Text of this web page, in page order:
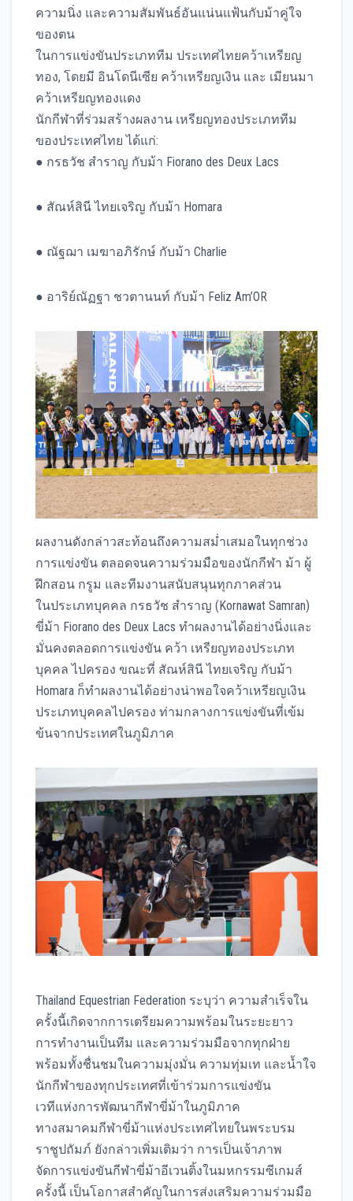
ความนิ่ง และความสัมพันธ์อันแน่นแฟ้นกับม้าคู่ใจ
ของตน
ในการแข่งขันประเภททีม ประเทศไทยคว้าเหรียญ
ทอง, โดยมี อินโดนีเซีย คว้าเหรียญเงิน และ เมียนมา
คว้าเหรียญทองแดง
นักกีฬาที่ร่วมสร้างผลงาน เหรียญทองประเภททีม
ของประเทศไทย ได้แก่:
● กรธวัช สำราญ กับม้า Fiorano des Deux Lacs
● สัณห์สินี ไทยเจริญ กับม้า Homara
● ณัฐฌา เมฆาอภิรักษ์ กับม้า Charlie
● อาริย์ณัฏฐา ชวตานนท์ กับม้า Feliz Am’OR
ผลงานดังกล่าวสะท้อนถึงความสม่ำเสมอในทุกช่วง
การแข่งขัน ตลอดจนความร่วมมือของนักกีฬา ม้า ผู้
ฝึกสอน กรูม และทีมงานสนับสนุนทุกภาคส่วน
ในประเภทบุคคล กรธวัช สำราญ (Kornawat Samran)
ขี่ม้า Fiorano des Deux Lacs ทำผลงานได้อย่างนิ่งและ
มั่นคงตลอดการแข่งขัน คว้า เหรียญทองประเภท
บุคคล ไปครอง ขณะที่ สัณห์สินี ไทยเจริญ กับม้า
Homara ก็ทำผลงานได้อย่างน่าพอใจคว้าเหรียญเงิน
ประเภทบุคคลไปครอง ท่ามกลางการแข่งขันที่เข้ม
ข้นจากประเทศในภูมิภาค
Thailand Equestrian Federation ระบุว่า ความสำเร็จใน
ครั้งนี้เกิดจากการเตรียมความพร้อมในระยะยาว
การทำงานเป็นทีม และความร่วมมือจากทุกฝ่าย
พร้อมทั้งชื่นชมในความมุ่งมั่น ความทุ่มเท และน้ำใจ
นักกีฬาของทุกประเทศที่เข้าร่วมการแข่งขัน
เวทีแห่งการพัฒนากีฬาขี่ม้าในภูมิภาค
ทางสมาคมกีฬาขี่ม้าแห่งประเทศไทยในพระบรม
ราชูปถัมภ์ ยังกล่าวเพิ่มเติมว่า การเป็นเจ้าภาพ
จัดการแข่งขันกีฬาขี่ม้าอีเวนติ้งในมหกรรมซีเกมส์
ครั้งนี้ เป็นโอกาสสำคัญในการส่งเสริมความร่วมมือ